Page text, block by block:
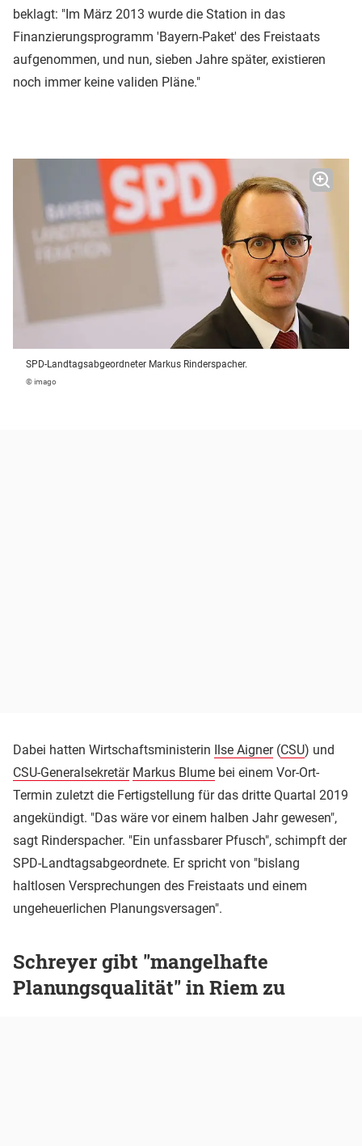
beklagt: "Im März 2013 wurde die Station in das
Finanzierungsprogramm 'Bayern-Paket' des Freistaats
aufgenommen, und nun, sieben Jahre später, existieren
noch immer keine validen Pläne."
SPD-Landtagsabgeordneter Markus Rinderspacher.
© imago
Dabei hatten Wirtschaftsministerin Ilse Aigner(CSU) und
CSU-Generalsekretär Markus Blume bei einem Vor-Ort-
Termin zuletzt die Fertigstellung für das dritte Quartal 2019
angekündigt. "Das wäre vor einem halben Jahr gewesen",
sagt Rinderspacher. "Ein unfassbarer Pfusch", schimpft der
SPD-Landtagsabgeordnete. Er spricht von "bislang
haltlosen Versprechungen des Freistaats und einem
ungeheuerlichen Planungsversagen".
Schreyer gibt "mangelhafte
Planungsqualität" in Riem zu